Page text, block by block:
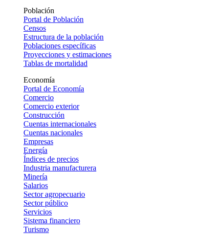
Población
Portal de Población
Censos
Estructura de la población
Poblaciones específicas
Proyecciones y estimaciones
Tablas de mortalidad
Economía
Portal de Economía
Comercio
Comercio exterior
Construcción
Cuentas internacionales
Cuentas nacionales
Empresas
Energía
Índices de precios
Industria manufacturera
Minería
Salarios
Sector agropecuario
Sector público
Servicios
Sistema financiero
Turismo